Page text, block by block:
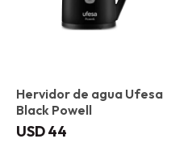
Hervidor de agua Ufesa
Black Powell
USD44